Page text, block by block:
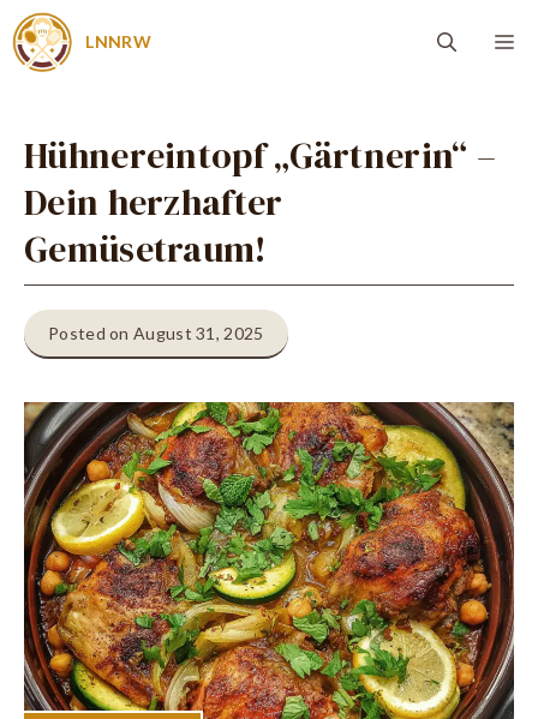
Zum
Inhalt
LNNRW
Hühnereintopf „Gärtnerin“ –
Dein herzhafter
Gemüsetraum!
Posted on August 31, 2025